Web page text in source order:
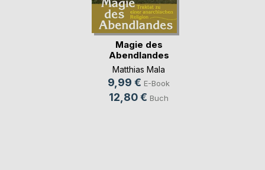
Magie des
Abendlandes
Matthias Mala
9,99 € E-Book
12,80 € Buch